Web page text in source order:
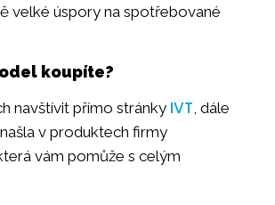
velké úspory na spotřebované
koupíte?
navštívit přímo stránky IVT , dále
v produktech firmy
vám pomůže s celým